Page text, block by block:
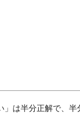
は半分正解で、半